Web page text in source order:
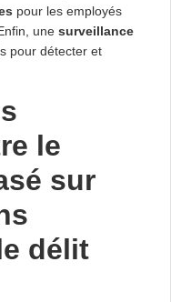
pour les employés
une surveillance
pour détecter et
le
sur
délit